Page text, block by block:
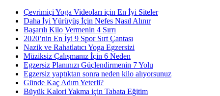
Çevrimiçi Yoga Videoları için En İyi Siteler
Daha İyi Yürüyüş İçin Nefes Nasıl Alınır
Başarılı Kilo Vermenin 4 Sırrı
2020’nin En İyi 9 Spor Sırt Çantası
Nazik ve Rahatlatıcı Yoga Egzersizi
Müziksiz Çalışmanız İçin 6 Neden
Egzersiz Planınızı Güçlendirmenin 7 Yolu
Egzersiz yaptıktan sonra neden kilo alıyorsunuz
Günde Kaç Adım Yeterli?
Büyük Kalori Yakma için Tabata Eğitim